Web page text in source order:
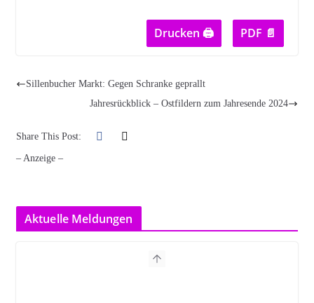
Drucken 🖨 PDF 📄
Sillenbucher Markt: Gegen Schranke geprallt
Jahresrückblick – Ostfildern zum Jahresende 2024
Share This Post:
– Anzeige –
Aktuelle Meldungen